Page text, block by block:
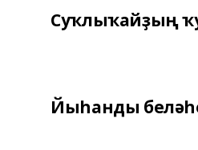
Суҡлыҡайҙың
Йыһанды